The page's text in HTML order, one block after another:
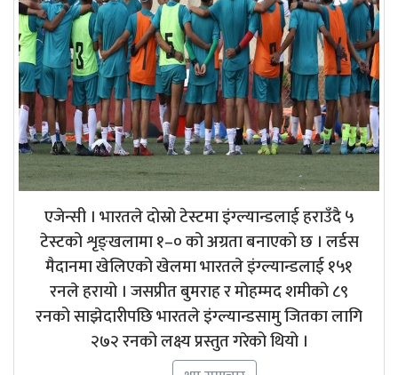
एजेन्सी । भारतले दोस्रो टेस्टमा इंग्ल्यान्डलाई हराउँदै ५
टेस्टको शृङ्खलामा १–० को अग्रता बनाएको छ । लर्डस
मैदानमा खेलिएको खेलमा भारतले इंग्ल्यान्डलाई १५१
रनले हरायो । जसप्रीत बुमराह र मोहम्मद शमीको ८९
रनको साझेदारीपछि भारतले इंग्ल्यान्डसामु जितका लागि
२७२ रनको लक्ष्य प्रस्तुत गरेको थियो ।